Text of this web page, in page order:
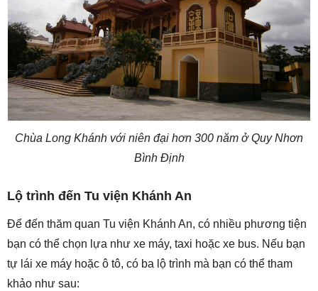
Chùa Long Khánh với niên đại hơn 300 năm ở Quy Nhơn
Bình Định
Lộ trình đến Tu viện Khánh An
Để đến thăm quan Tu viện Khánh An, có nhiều phương tiện
bạn có thể chọn lựa như xe máy, taxi hoặc xe bus. Nếu bạn
tự lái xe máy hoặc ô tô, có ba lộ trình mà bạn có thể tham
khảo như sau: